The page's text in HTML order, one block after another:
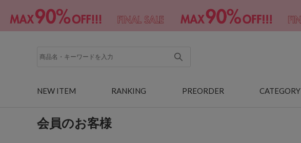
NEW ITEM RANKING PREORDER CATEGORY
会員のお客様